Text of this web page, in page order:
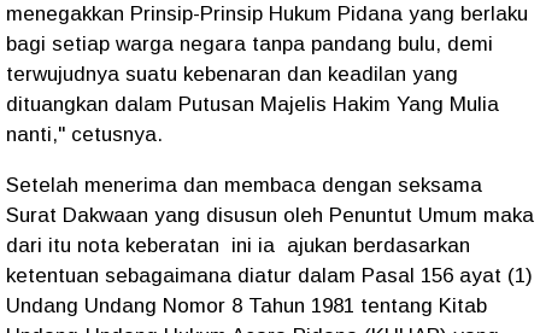
menegakkan Prinsip-Prinsip Hukum Pidana yang berlaku
bagi setiap warga negara tanpa pandang bulu, demi
terwujudnya suatu kebenaran dan keadilan yang
dituangkan dalam Putusan Majelis Hakim Yang Mulia
nanti," cetusnya.
Setelah menerima dan membaca dengan seksama
Surat Dakwaan yang disusun oleh Penuntut Umum maka
dari itu nota keberatan ini ia ajukan berdasarkan
ketentuan sebagaimana diatur dalam Pasal 156 ayat (1)
Undang Undang Nomor 8 Tahun 1981 tentang Kitab